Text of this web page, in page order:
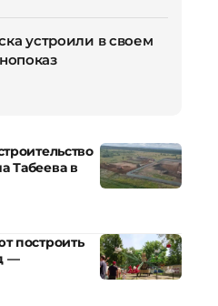
устроили в своем
Табеева в
построить
—